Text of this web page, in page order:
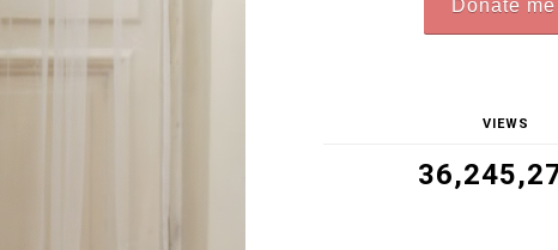
Donate me
VIEWS